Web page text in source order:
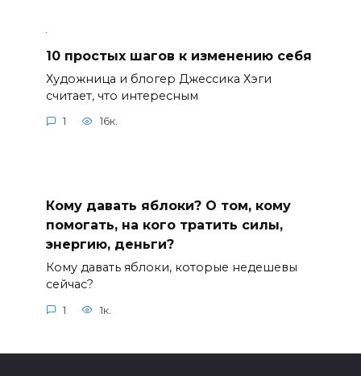
10 простых шагов к изменению себя
Художница и блогер Джессика Хэги
считает, что интересным
1 16к.
Кому давать яблоки? О том, кому
помогать, на кого тратить силы,
энергию, деньги?
Кому давать яблоки, которые недешевы
сейчас?
1 1к.